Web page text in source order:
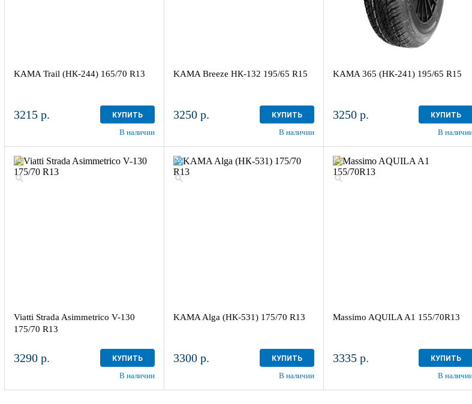
KAMA Trail (НК-244) 165/70 R13
3215 р. КУПИТЬ
В наличии
KAMA Breeze НК-132 195/65 R15
3250 р. КУПИТЬ
В наличии
KAMA 365 (НК-241) 195/65 R15
3250 р. КУПИТЬ
В
Viatti Strada Asimmetrico V-130
175/70 R13
3290 р. КУПИТЬ
В наличии
KAMA Alga (НК-531) 175/70 R13
3300 р. КУПИТЬ
В наличии
Massimo AQUILA A1 155/70R13
3335 р. КУПИТЬ
В